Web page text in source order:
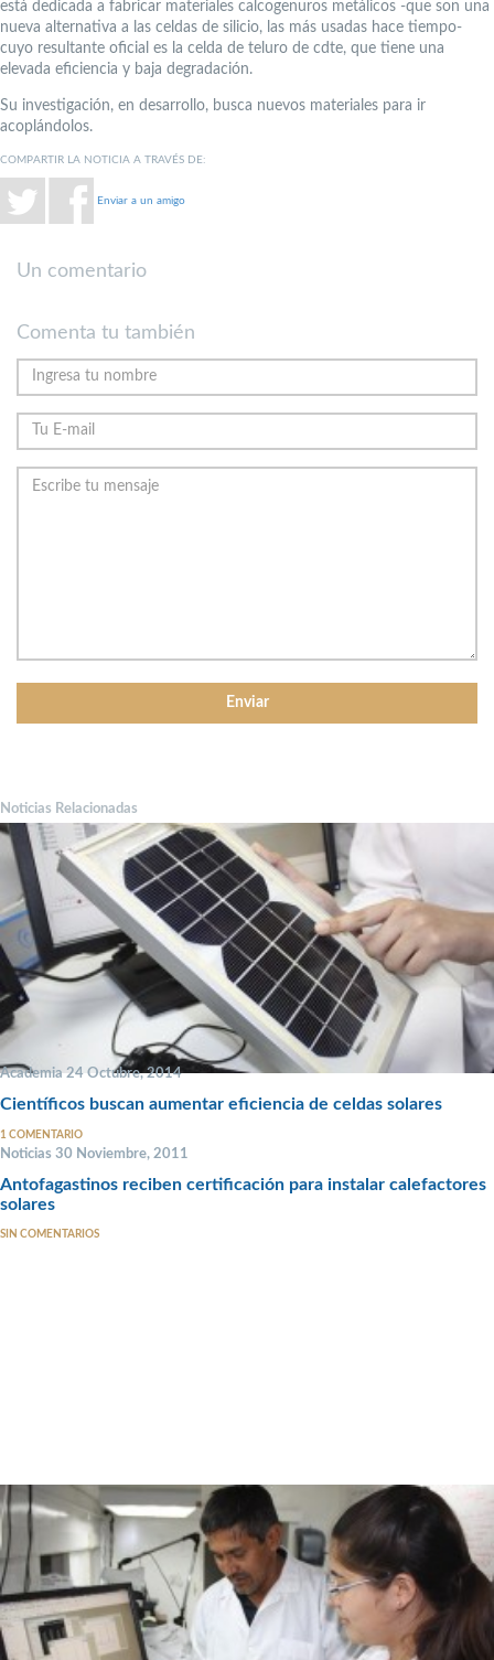
está dedicada a fabricar materiales calcogenuros metálicos -que son una
nueva alternativa a las celdas de silicio, las más usadas hace tiempo-
cuyo resultante oficial es la celda de teluro de cdte, que tiene una
elevada eficiencia y baja degradación.
Su investigación, en desarrollo, busca nuevos materiales para ir
acoplándolos.
COMPARTIR LA NOTICIA A TRAVÉS DE:
Enviar a un amigo
Un comentario
Comenta tu también
Noticias Relacionadas
Academia 24 Octubre, 2014
Científicos buscan aumentar eficiencia de celdas solares
1 COMENTARIO
Noticias 30 Noviembre, 2011
Antofagastinos reciben certificación para instalar calefactores
solares
SIN COMENTARIOS